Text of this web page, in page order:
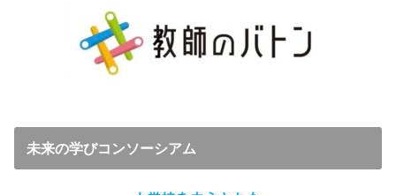
未来の学びコンソーシアム